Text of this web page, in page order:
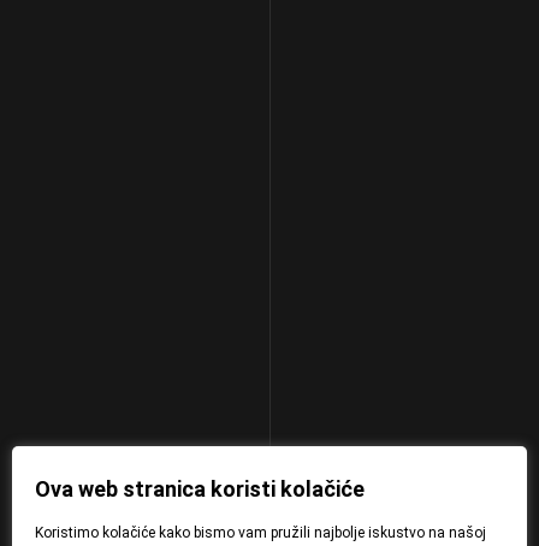
Ova web stranica koristi kolačiće
Koristimo kolačiće kako bismo vam pružili najbolje iskustvo na našoj